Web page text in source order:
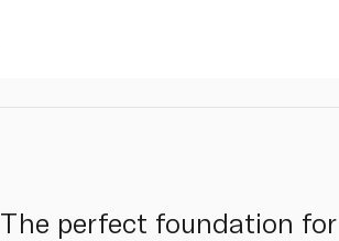
The perfect foundation